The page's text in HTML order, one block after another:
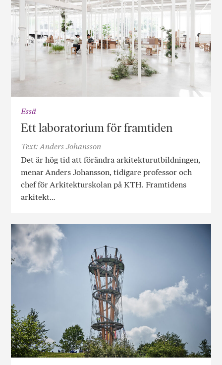
Essä
Ett laboratorium för framtiden
Text: Anders Johansson
Det är hög tid att förändra arkitektur­utbildningen,
menar Anders Johansson, tidigare professor och
chef för Arkitektur­skolan på KTH. Framtidens
arkitekt…